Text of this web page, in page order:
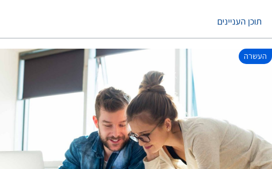
תוכן העניינים
העשרה